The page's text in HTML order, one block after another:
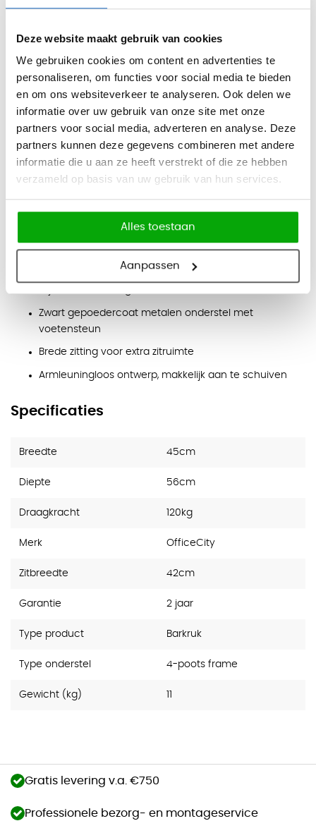
Deze website maakt gebruik van cookies
We gebruiken cookies om content en advertenties te
personaliseren, om functies voor social media te bieden
en om ons websiteverkeer te analyseren. Ook delen we
informatie over uw gebruik van onze site met onze
partners voor social media, adverteren en analyse. Deze
partners kunnen deze gegevens combineren met andere
informatie die u aan ze heeft verstrekt of die ze hebben
verzameld op basis van uw gebruik van hun services.
Alles toestaan
Aanpassen
Kleuren
Bekleding:koper, roze, donkerblauw, donkergroen en zwart.
Onderstel:zwart gepoedercoat metaal.
Afmetingen
Zithoogte: 71 cm
Zitbreedte: 42 cm
Velvet bekleding met horizontale stiknaad
Waterafstotende en vuilafstotende stof
Zwart gepoedercoat metalen onderstel met
voetensteun
Brede zitting voor extra zitruimte
Armleuningloos ontwerp, makkelijk aan te schuiven
Specificaties
Breedte 45cm
Diepte 56cm
Draagkracht 120kg
Merk OfficeCity
Zitbreedte 42cm
Garantie 2 jaar
Type product Barkruk
Type onderstel 4-poots frame
Gewicht (kg)
Gratis levering v.a. €750
Professionele bezorg- en montageservice